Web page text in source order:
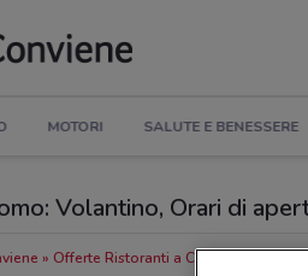
MOTORI SALUTE E BENESSERE
Volantino, Orari di
Offerte Ristoranti a Como